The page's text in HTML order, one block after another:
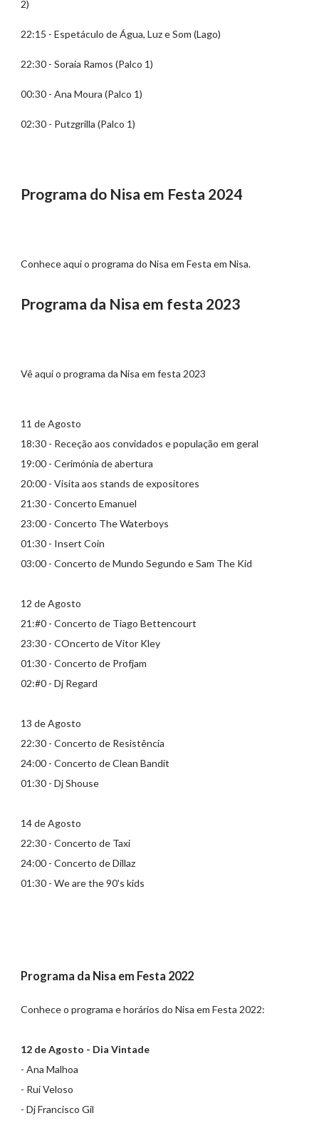
2)
22:15 - Espetáculo de Água, Luz e Som (Lago)
22:30 - Soraia Ramos (Palco 1)
00:30 - Ana Moura (Palco 1)
02:30 - Putzgrilla (Palco 1)
Programa do Nisa em Festa 2024
Conhece aqui o programa do Nisa em Festa em Nisa.
Programa da Nisa em festa 2023
Vê aqui o programa da Nisa em festa 2023
11 de Agosto
18:30 - Receção aos convidados e população em geral
19:00 - Cerimónia de abertura
20:00 - Visita aos stands de expositores
21:30 - Concerto Emanuel
23:00 - Concerto The Waterboys
01:30 - Insert Coin
03:00 - Concerto de Mundo Segundo e Sam The Kid
12 de Agosto
21:#0 - Concerto de Tiago Bettencourt
23:30 - COncerto de Vitor Kley
01:30 - Concerto de Profjam
02:#0 - Dj Regard
13 de Agosto
22:30 - Concerto de Resistência
24:00 - Concerto de Clean Bandit
01:30 - Dj Shouse
14 de Agosto
22:30 - Concerto de Taxi
24:00 - Concerto de Dillaz
01:30 - We are the 90's kids
Programa da Nisa em Festa 2022
Conhece o programa e horários do Nisa em Festa 2022:
12 de Agosto - Dia Vintade
- Ana Malhoa
- Rui Veloso
- Dj Francisco Gil